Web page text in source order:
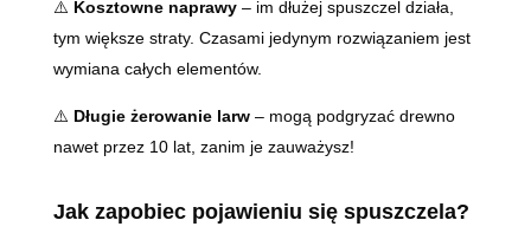
⚠️ Kosztowne naprawy– im dłużej spuszczel działa,
tym większe straty. Czasami jedynym rozwiązaniem jest
wymiana całych elementów.
⚠️ Długie żerowanie larw– mogą podgryzać drewno
nawet przez 10 lat, zanim je zauważysz!
Jak zapobiec pojawieniu się spuszczela?